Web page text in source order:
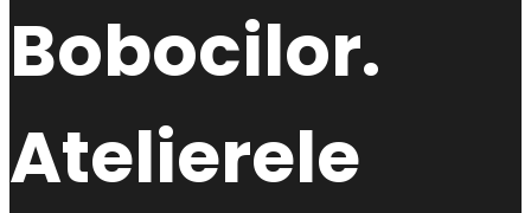
Bobocilor.
Atelierele